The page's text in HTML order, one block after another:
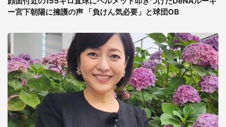
ー宮下朝陽に擁護の声 「負けん気必要」と球団OB